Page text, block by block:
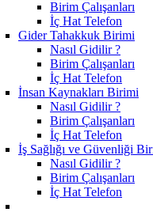
Birim Çalışanları
İç Hat Telefon
Gider Tahakkuk Birimi
Nasıl Gidilir ?
Birim Çalışanları
İç Hat Telefon
İnsan Kaynakları Birimi
Nasıl Gidilir ?
Birim Çalışanları
İç Hat Telefon
İş Sağlığı ve Güvenliği
Nasıl Gidilir ?
Birim Çalışanları
İç Hat Telefon